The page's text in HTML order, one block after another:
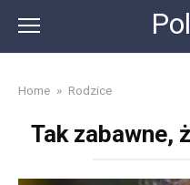
content
Home » Rodzice
Tak zabawne,